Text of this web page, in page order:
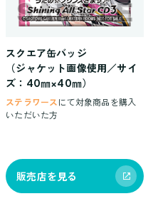
スクエア缶バッジ
（ジャケット画像使用／サイ
ズ：40㎜×40㎜）
ステラワース にて対象商品を購入
いただいた方
販売店を見る